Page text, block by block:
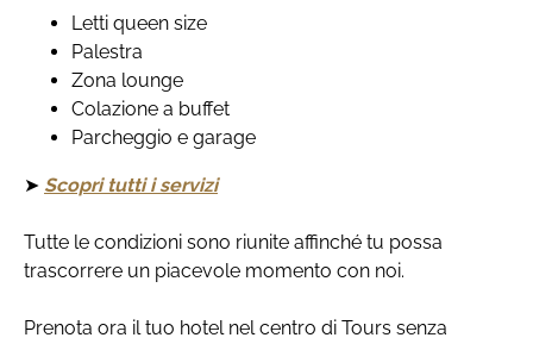
Letti queen size
Palestra
Zona lounge
Colazione a buffet
Parcheggio e garage
➤ Scopri tutti i servizi
Tutte le condizioni sono riunite affinché tu possa
trascorrere un piacevole momento con noi.
Prenota ora il tuo hotel nel centro di Tours senza